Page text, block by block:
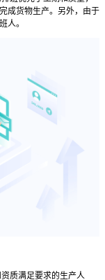
成货物生产。另外，由于
人。
质满足要求的生产人